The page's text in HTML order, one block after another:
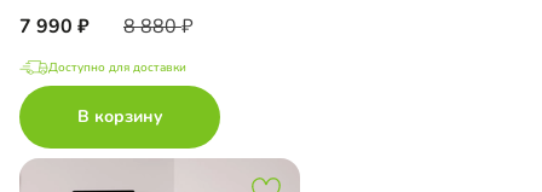
7 990 8 880
Доступно для доставки
В корзину